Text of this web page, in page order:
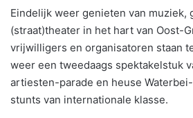
Eindelijk weer genieten van muziek,
(straat)theater in het hart van Oost-
vrijwilligers en organisatoren staan
weer een tweedaags spektakelstuk
artiesten-parade en heuse
stunts van internationale klasse.